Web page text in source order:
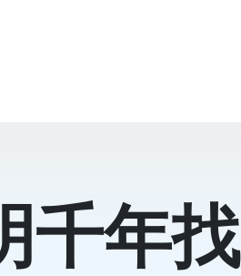
千年找